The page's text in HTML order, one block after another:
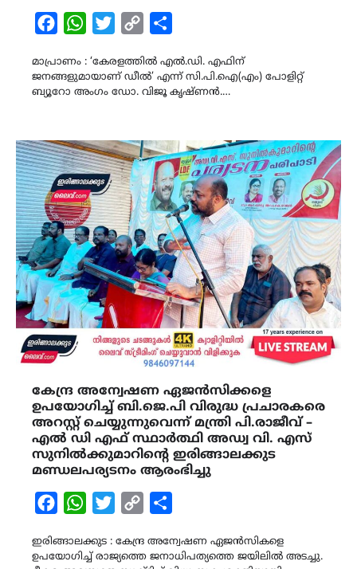
FacebookWhatsAppTwitterCopy
മാപ്രാണം : ‘കേരളത്തിൽ എൽ.ഡി. എഫിന്
ജനങ്ങളുമായാണ് ഡീൽ’ എന്ന് സി.പി.ഐ(എം) പോളിറ്റ്
ബ്യൂറോ അംഗം ഡോ. വിജൂ കൃഷ്ണൻ.…
കേന്ദ്ര അന്വേഷണ ഏജൻസിക്കളെ
ഉപയോഗിച്ച് ബി.ജെ.പി വിരുദ്ധ പ്രചാരകരെ
അറസ്റ്റ് ചെയ്യുന്നുവെന്ന് മന്ത്രി പി.രാജീവ് –
എൽ ഡി എഫ് സ്ഥാർത്ഥി അഡ്വ വി. എസ്
സുനിൽക്കുമാറിൻ്റെ ഇരിങ്ങാലക്കുട
മണ്ഡലപര്യടനം ആരംഭിച്ചു
FacebookWhatsAppTwitterCopy
ഇരിങ്ങാലക്കുട : കേന്ദ്ര അന്വേഷണ ഏജൻസികളെ
ഉപയോഗിച്ച് രാജ്യത്തെ ജനാധിപത്യത്തെ ജയിലിൽ അടച്ചു.